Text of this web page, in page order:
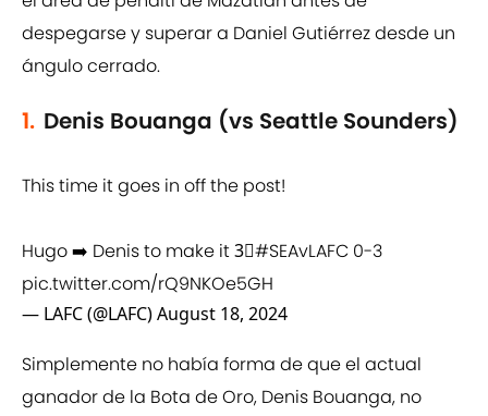
despegarse y superar a Daniel Gutiérrez desde un
ángulo cerrado.
1. Denis Bouanga (vs Seattle Sounders)
This time it goes in off the post!
Hugo ➡️ Denis to make it 3⃣#SEAvLAFC 0-3
pic.twitter.com/rQ9NKOe5GH
— LAFC (@LAFC)August 18, 2024
Simplemente no había forma de que el actual
ganador de la Bota de Oro, Denis Bouanga, no